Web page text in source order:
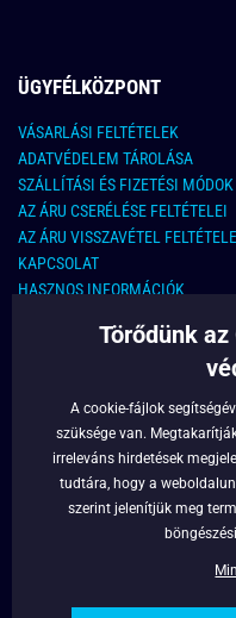
ÜGYFÉLKÖZPONT
VÁSARLÁSI FELTÉTELEK
ADATVÉDELEM TÁROLÁSA
SZÁLLÍTÁSI ÉS FIZETÉSI MÓDOK
AZ ÁRU CSERÉLÉSE FELTÉTELEI
AZ ÁRU VISSZAVÉTEL
KAPCSOLAT
HASZNOS INFORMÁCIÓK
KAPCSOLAT
info@legyferfi.hu
FONTOS INFORMÁCIÓK
RÓLUNK
Törődünk
A cookie-fájlok
szüksége van.
irreleváns hirdetések
tudtára, hogy a
szerint jelenítjük meg